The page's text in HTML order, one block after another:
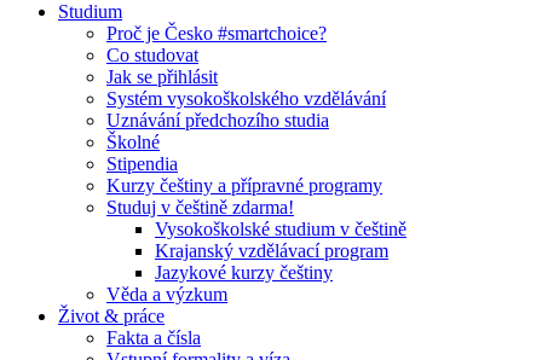
Studium
Proč je Česko #smartchoice?
Co studovat
Jak se přihlásit
Systém vysokoškolského vzdělávání
Uznávání předchozího studia
Školné
Stipendia
Kurzy češtiny a přípravné programy
Studuj v češtině zdarma!
Vysokoškolské studium v češtině
Krajanský vzdělávací program
Jazykové kurzy češtiny
Věda a výzkum
Život & práce
Fakta a čísla